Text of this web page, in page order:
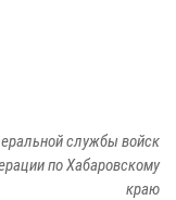
службы войск
по Хабаровскому
краю